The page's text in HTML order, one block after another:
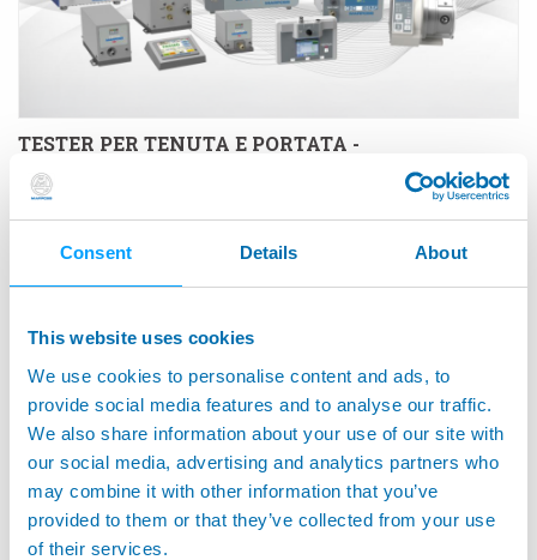
Consent Details About
This website uses cookies
We use cookies to personalise content and ads, to
provide social media features and to analyse our traffic.
We also share information about your use of our site with
our social media, advertising and analytics partners who
may combine it with other information that you’ve
provided to them or that they’ve collected from your use
of their services.
TESTER PER TENUTA E PORTATA -
Apparecchiature per test di tenuta e portata